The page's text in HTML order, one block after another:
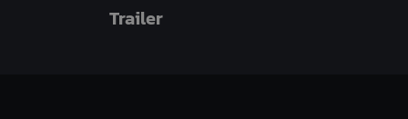
Trailer